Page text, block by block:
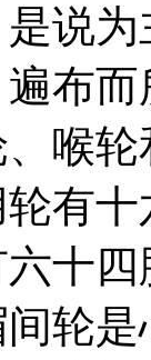
说
遍布
喉
有
十
轮